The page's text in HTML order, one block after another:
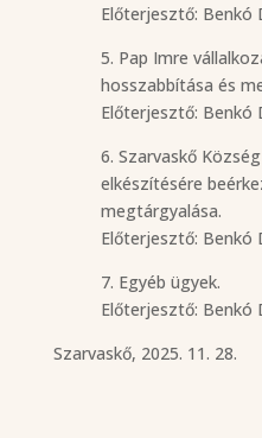
Előterjesztő: Benkó
5. Pap Imre
hosszabbítása és
Előterjesztő: Benkó
6. Szarvaskő
elkészítésére
megtárgyalása.
Előterjesztő: Benkó
7. Egyéb ügyek.
Előterjesztő: Benkó
Szarvaskő, 2025. 11. 28.